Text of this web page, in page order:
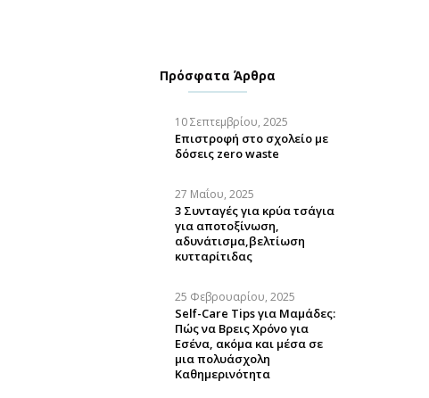
Πρόσφατα Άρθρα
10 Σεπτεμβρίου, 2025
Επιστροφή στο σχολείο με
δόσεις zero waste
27 Μαΐου, 2025
3 Συνταγές για κρύα τσάγια
για αποτοξίνωση,
αδυνάτισμα,βελτίωση
κυτταρίτιδας
25 Φεβρουαρίου, 2025
Self-Care Tips για Μαμάδες:
Πώς να Βρεις Χρόνο για
Εσένα, ακόμα και μέσα σε
μια πολυάσχολη
Καθημερινότητα